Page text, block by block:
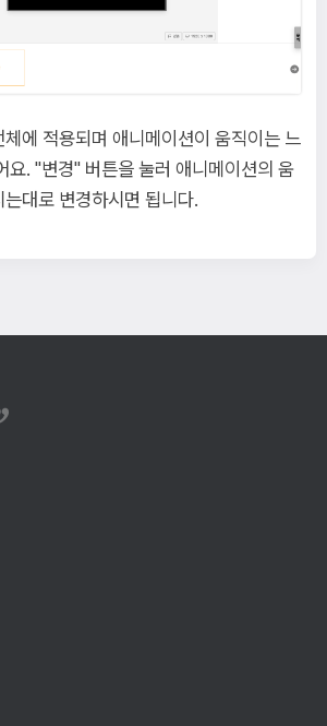
에 적용되며 애니메이션이 움직이는 느
요. "변경" 버튼을 눌러 애니메이션의 움
대로 변경하시면 됩니다.